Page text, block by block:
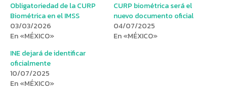
Obligatoriedad de la CURP
Biométrica en el IMSS
03/03/2026
En «MÉXICO»
CURP biométrica será el
nuevo documento oficial
04/07/2025
En «MÉXICO»
INE dejará de identificar
oficialmente
10/07/2025
En «MÉXICO»